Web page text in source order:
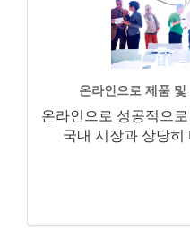
온라인으로 제품
온라인으로 성공적으
국내 시장과 상당